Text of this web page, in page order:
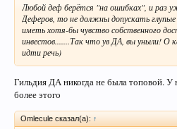
Любой деф берётся "на ошибках", и раз
Деферов, то не должны допускать
иметь хотя-бы чувство собственного
инвестов.......Так что ув ДА, вы уныли! О
идти речь)
Гильдия ДА никогда не была топовой.
более этого
Omlecule сказал(а): ↑